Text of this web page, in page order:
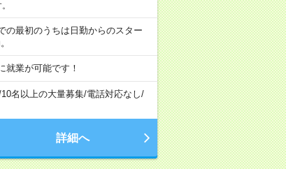
最初のうちは日勤からのスター
業が可能です！
10名以上の大量募集/電話対応なし/
詳細へ